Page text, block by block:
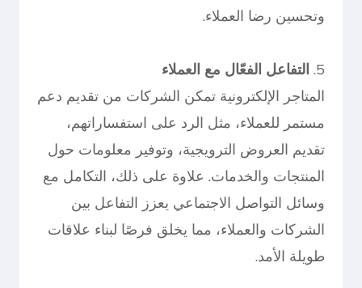
وتحسين رضا العملاء.
5. التفاعل الفعّال مع العملاء
المتاجر الإلكترونية تمكن الشركات من تقديم دعم
مستمر للعملاء، مثل الرد على استفساراتهم،
تقديم العروض الترويجية، وتوفير معلومات حول
المنتجات والخدمات. علاوة على ذلك، التكامل مع
وسائل التواصل الاجتماعي يعزز التفاعل بين
الشركات والعملاء، مما يخلق فرصًا لبناء علاقات
طويلة الأمد.